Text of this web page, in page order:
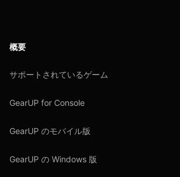
概要
サポートされているゲーム
GearUP for Console
GearUP のモバイル版
GearUP の Windows 版